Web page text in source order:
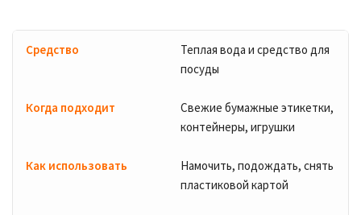
Теплая вода и средство для
посуды
Свежие бумажные этикетки,
контейнеры, игрушки
Намочить, подождать, снять
пластиковой картой